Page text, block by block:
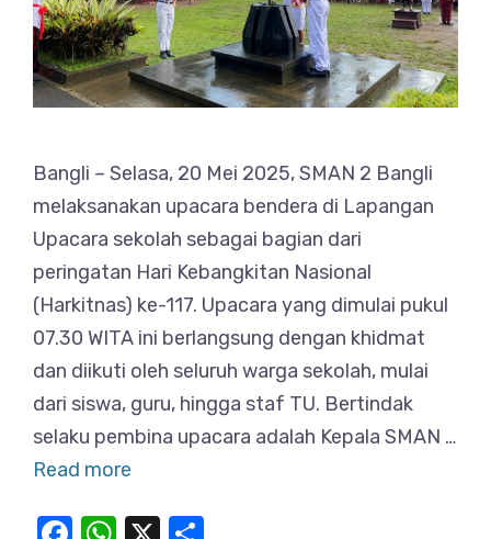
Bangli – Selasa, 20 Mei 2025, SMAN 2 Bangli
melaksanakan upacara bendera di Lapangan
Upacara sekolah sebagai bagian dari
peringatan Hari Kebangkitan Nasional
(Harkitnas) ke-117. Upacara yang dimulai pukul
07.30 WITA ini berlangsung dengan khidmat
dan diikuti oleh seluruh warga sekolah, mulai
dari siswa, guru, hingga staf TU. Bertindak
selaku pembina upacara adalah Kepala SMAN …
Read more